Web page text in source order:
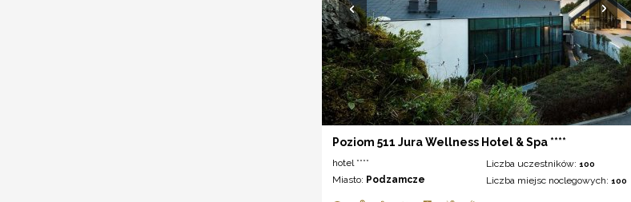
Poziom 511 Jura Wellness Hotel & Spa ****
hotel ****
Miasto: Podzamcze
Liczba uczestników:100
Liczba miejsc noclegowych:100